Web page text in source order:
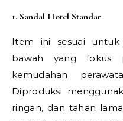
1. Sandal Hotel Standar
Item ini sesuai
bawah yang fokus
kemudahan
Diproduksi
ringan, dan tahan